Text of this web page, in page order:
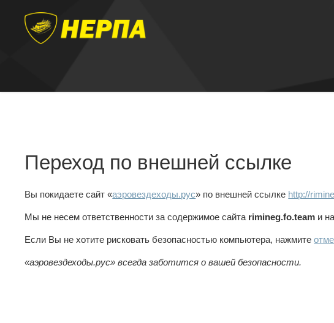
Переход по внешней ссылке
Вы покидаете сайт «аэровездеходы.рус» по внешней ссылке http://
Мы не несем ответственности за содержимое сайта rimineg.fo.team и
Если Вы не хотите рисковать безопасностью компьютера, нажмите
«аэровездеходы.рус» всегда заботится о вашей безопасности.